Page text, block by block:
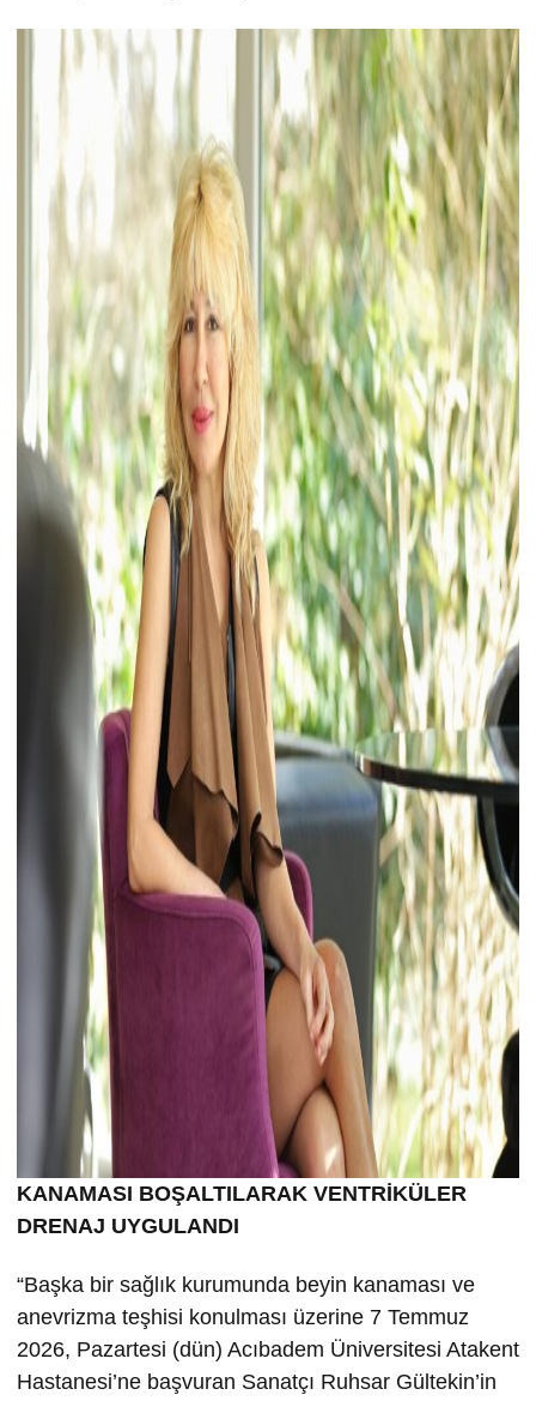
KANAMASI BOŞALTILARAK VENTRİKÜLER
DRENAJ UYGULANDI
“Başka bir sağlık kurumunda beyin kanaması ve
anevrizma teşhisi konulması üzerine 7 Temmuz
2026, Pazartesi (dün) Acıbadem Üniversitesi Atakent
Hastanesi’ne başvuran Sanatçı Ruhsar Gültekin’in